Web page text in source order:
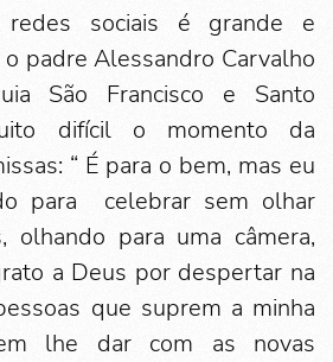
redes sociais é grande e
padre Alessandro Carvalho
São Francisco e Santo
difícil o momento da
“ É para o bem, mas eu
para celebrar sem olhar
olhando para uma câmera,
a Deus por despertar na
que suprem a minha
lhe dar com as novas